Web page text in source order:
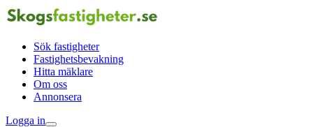
Sök fastigheter
Fastighetsbevakning
Hitta mäklare
Om oss
Annonsera
Logga in